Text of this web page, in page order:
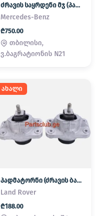
ძრავის საყრდენი მჯ (პადმატორნი)
Mercedes-Benz
₾750.00
თბილისი,
ვ.ბაგრატიონის N21
ახალი
პადმატორნი (ძრავის ბალიში) LAND ROVER
Land Rover
₾188.00